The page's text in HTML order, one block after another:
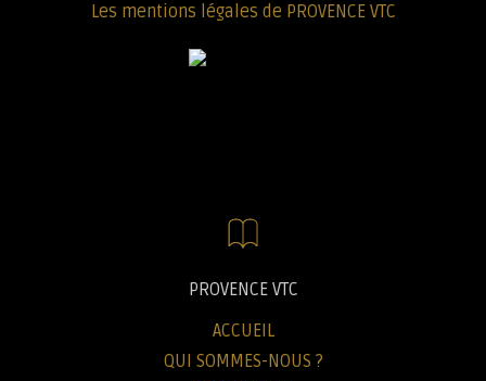
Les mentions légales de PROVENCE VTC
PROVENCE VTC
ACCUEIL
QUI SOMMES-NOUS ?